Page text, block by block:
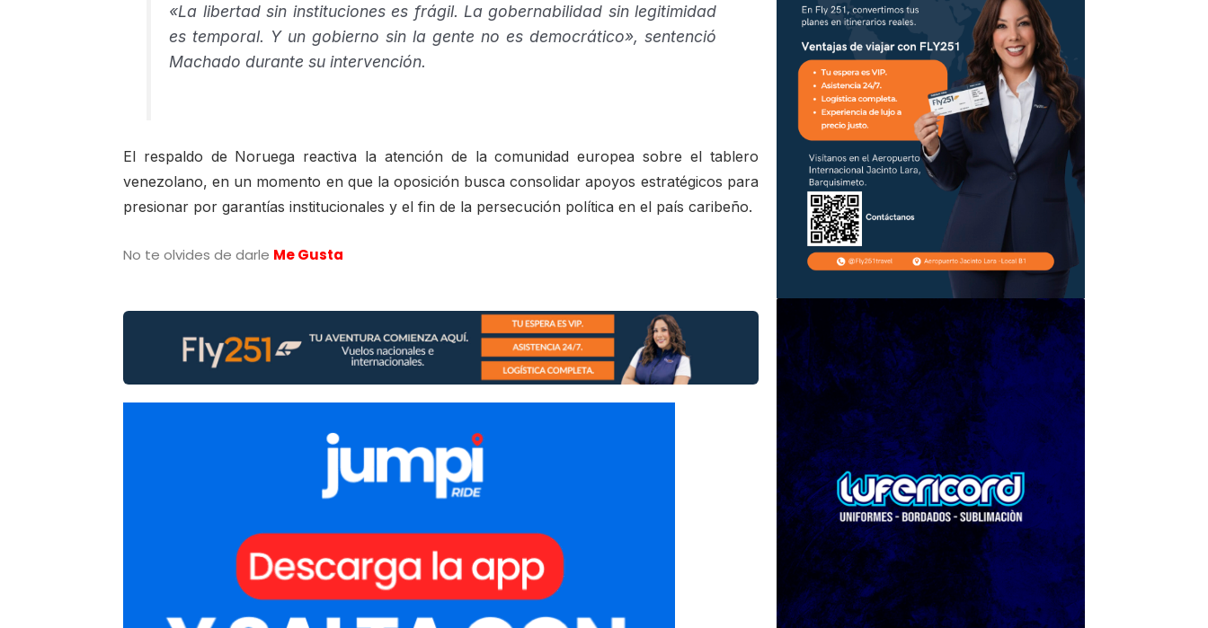
«La libertad sin instituciones es frágil. La gobernabilidad sin legitimidad
es temporal. Y un gobierno sin la gente no es democrático», sentenció
Machado durante su intervención.
El respaldo de Noruega reactiva la atención de la comunidad europea sobre el tablero
venezolano, en un momento en que la oposición busca consolidar apoyos estratégicos para
presionar por garantías institucionales y el fin de la persecución política en el país caribeño.
No te olvides de darle Me Gusta